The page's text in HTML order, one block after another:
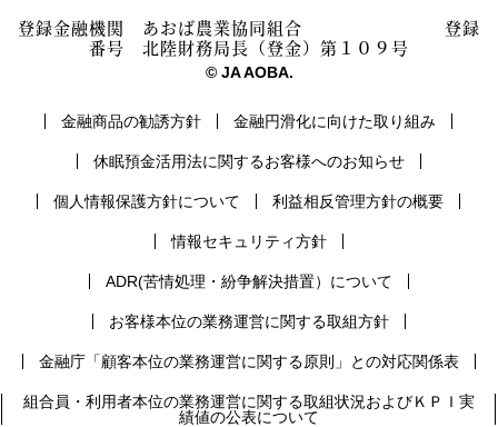
登録金融機関 あおば農業協同組合 登録
番号 北陸財務局長（登金）第１０９号
© JA AOBA.
金融商品の勧誘方針 金融円滑化に向けた取り組み
休眠預金活用法に関するお客様へのお知らせ
個人情報保護方針について 利益相反管理方針の概要
情報セキュリティ方針
ADR(苦情処理・紛争解決措置）について
お客様本位の業務運営に関する取組方針
金融庁「顧客本位の業務運営に関する原則」との対応関係表
組合員・利用者本位の業務運営に関する取組状況およびＫＰＩ実
績値の公表について